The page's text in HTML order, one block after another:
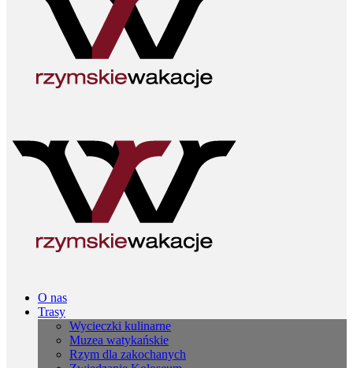
O nas
Trasy
Wycieczki kulinarne
Muzea watykańskie
Rzym dla zakochanych